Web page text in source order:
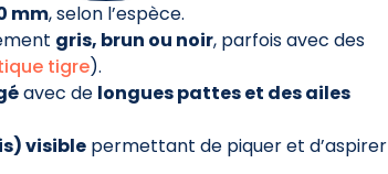
mm, selon l’espèce.
gris, brun ou noir, parfois avec des
tigre).
avec de longues pattes et des ailes
visible permettant de piquer et d’aspirer